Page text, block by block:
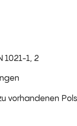
1021-1, 2
vorhandenen